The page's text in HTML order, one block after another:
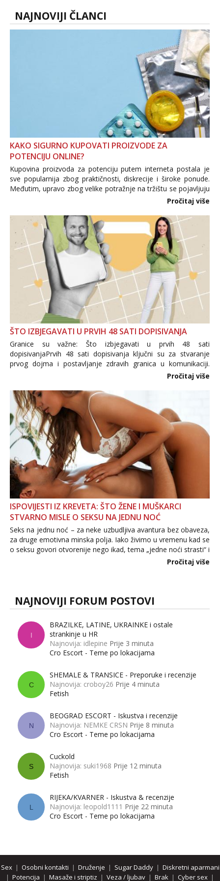
NAJNOVIJI ČLANCI
KAKO SIGURNO KUPOVATI PROIZVODE ZA
POTENCIJU ONLINE?
Kupovina proizvoda za potenciju putem interneta postala je
sve popularnija zbog praktičnosti, diskrecije i široke ponude.
Međutim, upravo zbog velike potražnje na tržištu se pojavljuju
i brojni krivotvoreni proizvodi, nepouzdane internetske
Pročitaj više
ŠTO IZBJEGAVATI U PRVIH 48 SATI DOPISIVANJA
Granice su važne: Što izbjegavati u prvih 48 sati
dopisivanjaPrvih 48 sati dopisivanja ključni su za stvaranje
prvog dojma i postavljanje zdravih granica u komunikaciji.
Važno je izbjeći prebrzo otkrivanje osobnih ili intimnih
informacija, jer nepoznata osoba još nije zaslužila to
povjerenje. Takođe...
Pročitaj više
ISPOVIJESTI IZ KREVETA: ŠTO ŽENE I MUŠKARCI
STVARNO MISLE O SEKSU NA JEDNU NOĆ
Seks na jednu noć – za neke uzbudljiva avantura bez obaveza,
za druge emotivna minska polja. Iako živimo u vremenu kad se
o seksu govori otvorenije nego ikad, tema „jedne noći strasti“ i
dalje izaziva burne rasprave. Što zapravo misle žene, a što
Pročitaj više
NAJNOVIJI FORUM POSTOVI
I
BRAZILKE, LATINE, UKRAINKE i ostale
strankinje u HR
Najnovija: idlepine Prije 3 minuta
Cro Escort - Teme po lokacijama
C
SHEMALE & TRANSICE - Preporuke i recenzije
Najnovija: croboy26 Prije 4 minuta
Fetish
N
BEOGRAD ESCORT - Iskustva i recenzije
Najnovija: NEMKE CRSN Prije 8 minuta
Cro Escort - Teme po lokacijama
S
Cuckold
Najnovija: suki1968 Prije 12 minuta
Fetish
L
RIJEKA/KVARNER - Iskustva & recenzije
Najnovija: leopold1111 Prije 22 minuta
Cro Escort - Teme po lokacijama
Sex| Osobni kontakti | Druženje | Sugar Daddy| Diskretni aparmani
| Potencija | Masaže i striptiz | Veza / ljubav | Brak | Cyber sex |